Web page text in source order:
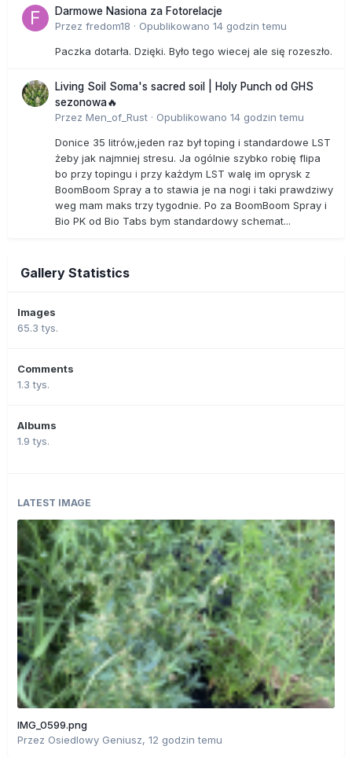
Darmowe Nasiona za Fotorelacje
Przez fredom18 · Opublikowano 14 godzin temu
Paczka dotarła. Dzięki. Było tego wiecej ale się rozeszło.
Living Soil Soma's sacred soil | Holy Punch od GHS
sezonowa🔥
Przez Men_of_Rust · Opublikowano 14 godzin temu
Donice 35 litrów,jeden raz był toping i standardowe LST
żeby jak najmniej stresu. Ja ogólnie szybko robię flipa
bo przy topingu i przy każdym LST walę im oprysk z
BoomBoom Spray a to stawia je na nogi i taki prawdziwy
weg mam maks trzy tygodnie. Po za BoomBoom Spray i
Bio PK od Bio Tabs bym standardowy schemat...
Gallery Statistics
Images
65.3 tys.
Comments
1.3 tys.
Albums
1.9 tys.
LATEST IMAGE
IMG_0599.png
Przez Osiedlowy Geniusz, 12 godzin temu